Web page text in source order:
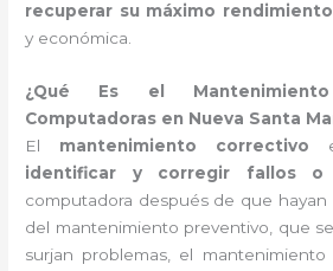
recuperar su máximo rendimiento
y económica.
¿Qué Es el
Computadoras en Nueva Santa
El mantenimiento correctivo
identificar y corregir fallos o
computadora después de que hayan
del mantenimiento preventivo, que
surjan problemas, el